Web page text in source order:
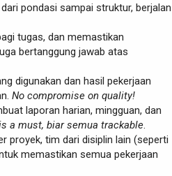
pondasi sampai struktur, berjalan
tugas, dan memastikan
bertanggung jawab atas
digunakan dan hasil pekerjaan
No compromise on quality!
laporan harian, mingguan, dan
a must, biar semua trackable
proyek, tim dari disiplin lain (seperti
memastikan semua pekerjaan